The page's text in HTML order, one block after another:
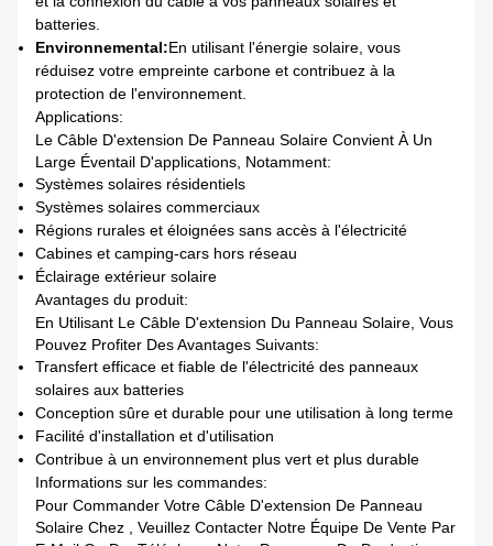
batteries.
Environnemental:En utilisant l'énergie solaire, vous
réduisez votre empreinte carbone et contribuez à la
protection de l'environnement.
Applications:
Le Câble D'extension De Panneau Solaire Convient À Un
Large Éventail D'applications, Notamment:
Systèmes solaires résidentiels
Systèmes solaires commerciaux
Régions rurales et éloignées sans accès à l'électricité
Cabines et camping-cars hors réseau
Éclairage extérieur solaire
Avantages du produit:
En Utilisant Le Câble D'extension Du Panneau Solaire, Vous
Pouvez Profiter Des Avantages Suivants:
Transfert efficace et fiable de l'électricité des panneaux
solaires aux batteries
Conception sûre et durable pour une utilisation à long terme
Facilité d'installation et d'utilisation
Contribue à un environnement plus vert et plus durable
Informations sur les commandes:
Pour Commander Votre Câble D'extension De Panneau
Solaire Chez , Veuillez Contacter Notre Équipe De Vente Par